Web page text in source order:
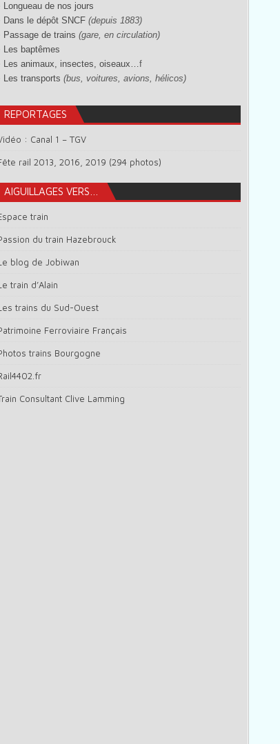
Longueau de nos jours
Dans le dépôt SNCF (depuis 1883)
Passage de trains (gare, en circulation)
Les baptêmes
Les animaux, insectes, oiseaux…f
Les transports (bus, voitures, avions, hélicos)
REPORTAGES
: Canal 1 – TGV
rail 2013, 2016, 2019 (294 photos)
AIGUILLAGES VERS…
train
du train Hazebrouck
blog de Jobiwan
train d’Alain
trains du Sud-Ouest
Ferroviaire Français
trains Bourgogne
Consultant Clive Lamming